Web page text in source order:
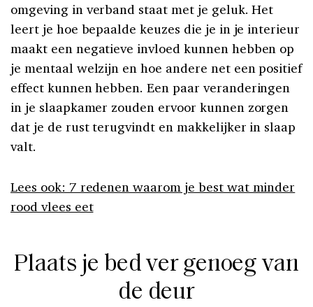
omgeving in verband staat met je geluk. Het
leert je hoe bepaalde keuzes die je in je interieur
maakt een negatieve invloed kunnen hebben op
je mentaal welzijn en hoe andere net een positief
effect kunnen hebben. Een paar veranderingen
in je slaapkamer zouden ervoor kunnen zorgen
dat je de rust terugvindt en makkelijker in slaap
valt.
Lees ook: 7 redenen waarom je best wat minder
rood vlees eet
Plaats je bed ver genoeg van
de deur